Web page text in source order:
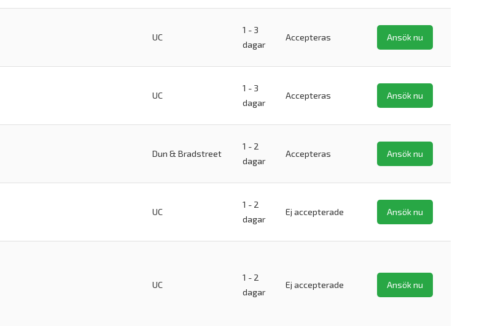
UC
1 - 3
dagar
Accepteras Ansök nu
UC
1 - 3
dagar
Accepteras Ansök nu
Dun & Bradstreet
1 - 2
dagar
Accepteras Ansök nu
UC
1 - 2
dagar
Ej accepterade Ansök nu
UC
1 - 2
dagar
Ej accepterade Ansök nu